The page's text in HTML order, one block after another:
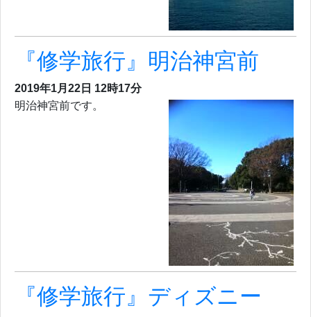
『修学旅行』明治神宮前
2019年1月22日 12時17分
明治神宮前です。
『修学旅行』ディズニー